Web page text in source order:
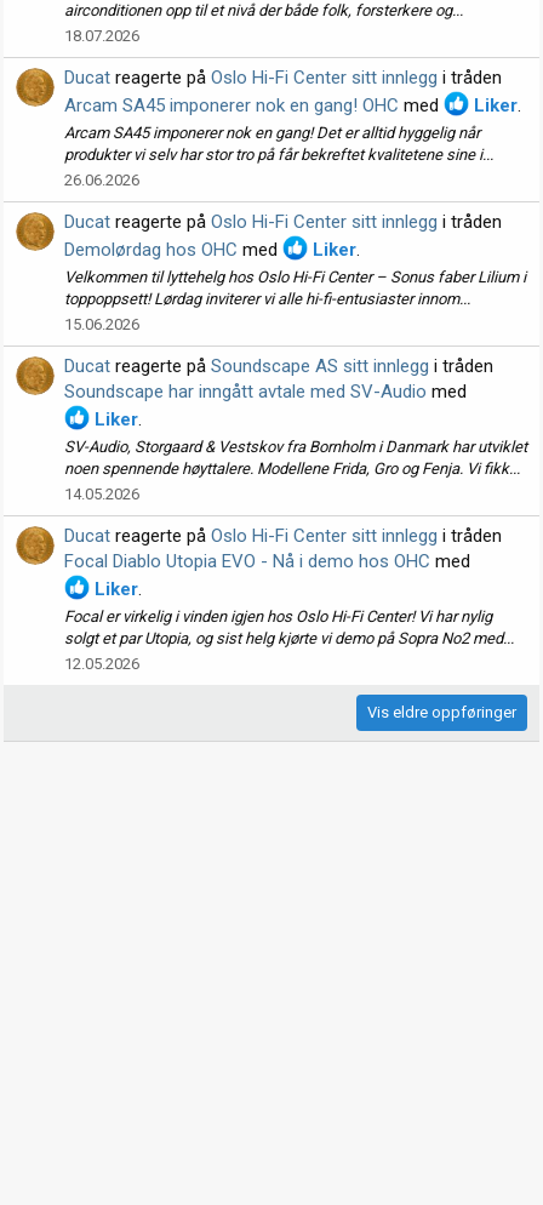
airconditionen opp til et nivå der både folk, forsterkere og...
18.07.2026
Ducat reagerte på Oslo Hi-Fi Center sitt innlegg i tråden
Arcam SA45 imponerer nok en gang! OHC med Liker.
Arcam SA45 imponerer nok en gang! Det er alltid hyggelig når
produkter vi selv har stor tro på får bekreftet kvalitetene sine i...
26.06.2026
Ducat reagerte på Oslo Hi-Fi Center sitt innlegg i tråden
Demolørdag hos OHC med Liker.
Velkommen til lyttehelg hos Oslo Hi-Fi Center – Sonus faber Lilium i
toppoppsett! Lørdag inviterer vi alle hi-fi-entusiaster innom...
15.06.2026
Ducat reagerte på Soundscape AS sitt innlegg i tråden
Soundscape har inngått avtale med SV-Audio med
Liker.
SV-Audio, Storgaard & Vestskov fra Bornholm i Danmark har utviklet
noen spennende høyttalere. Modellene Frida, Gro og Fenja. Vi fikk...
14.05.2026
Ducat reagerte på Oslo Hi-Fi Center sitt innlegg i tråden
Focal Diablo Utopia EVO - Nå i demo hos OHC med
Liker.
Focal er virkelig i vinden igjen hos Oslo Hi-Fi Center! Vi har nylig
solgt et par Utopia, og sist helg kjørte vi demo på Sopra No2 med...
12.05.2026
Vis eldre oppføringer